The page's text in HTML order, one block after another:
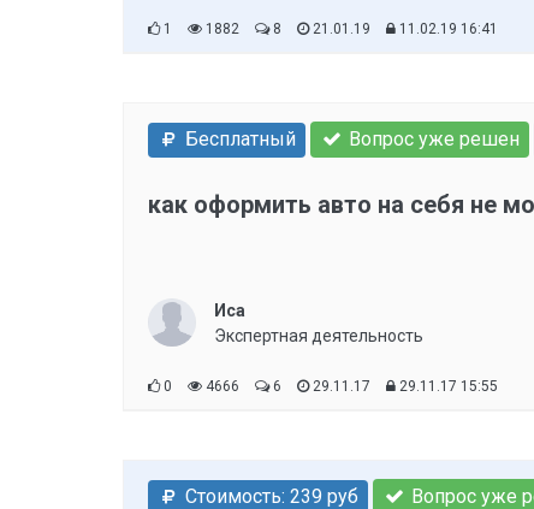
1 1882 8 21.01.19 11.02.19 16:41
Бесплатный Вопрос уже решен
как оформить авто на себя не
Иса
Экспертная деятельность
0 4666 6 29.11.17 29.11.17 15:55
Стоимость: 239 руб Вопрос уже